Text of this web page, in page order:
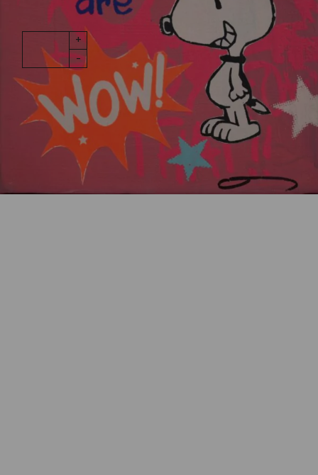
You are wow
Menge
IN DEN WARENKORB
Wunschliste
Zur Wunschliste hinzufügen
Wie funktioniert die Wunschliste?
Artikelnummer:k-2605AF02